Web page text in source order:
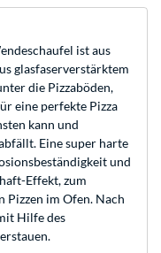
ist aus
glasfaserverstärktem
die Pizzaböden,
eine perfekte Pizza
kann und
Eine super harte
und
Effekt, zum
Pizzen im Ofen. Nach
Hilfe des